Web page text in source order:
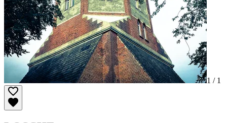
1 / 1